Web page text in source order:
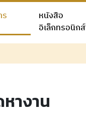
หนังสือ
อิเล็กทรอนิกส์
างาน